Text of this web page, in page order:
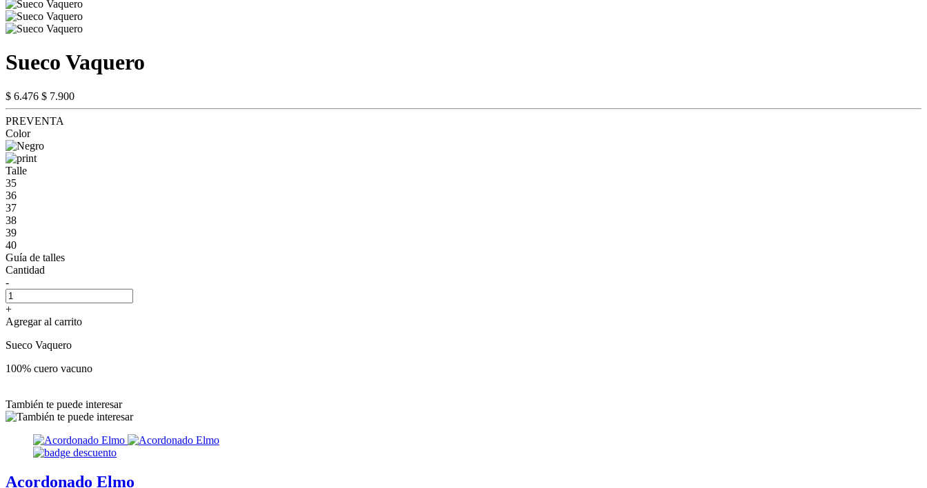
Sueco Vaquero
$ 6.476 $ 7.900
PREVENTA
Color
Talle
35
36
37
38
39
40
Guía de talles
Cantidad
-
+
Agregar al carrito
Sueco Vaquero
100% cuero vacuno
También te puede interesar
Acordonado Elmo